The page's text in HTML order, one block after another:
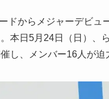
ドからメジャーデビ
本日5月24日（日）、
し、メンバー16人が